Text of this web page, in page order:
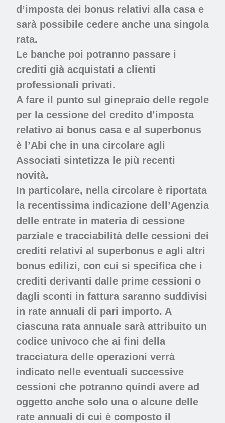
d’imposta dei bonus relativi alla casa e
sarà possibile cedere anche una singola
rata.
Le banche poi potranno passare i
crediti già acquistati a clienti
professionali privati.
A fare il punto sul ginepraio delle regole
per la cessione del credito d’imposta
relativo ai bonus casa e al superbonus
è l’Abi che in una circolare agli
Associati sintetizza le più recenti
novità.
In particolare, nella circolare è riportata
la recentissima indicazione dell’Agenzia
delle entrate in materia di cessione
parziale e tracciabilità delle cessioni dei
crediti relativi al superbonus e agli altri
bonus edilizi, con cui si specifica che i
crediti derivanti dalle prime cessioni o
dagli sconti in fattura saranno suddivisi
in rate annuali di pari importo. A
ciascuna rata annuale sarà attribuito un
codice univoco che ai fini della
tracciatura delle operazioni verrà
indicato nelle eventuali successive
cessioni che potranno quindi avere ad
oggetto anche solo una o alcune delle
rate annuali di cui è composto il